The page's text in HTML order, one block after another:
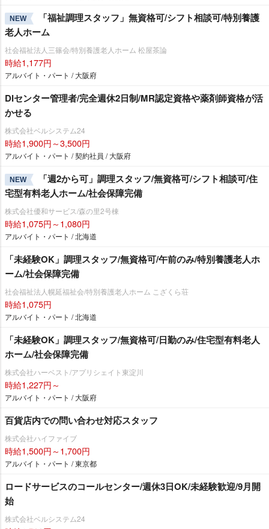
NEW
「福祉調理スタッフ」無資格可/シフト相談可/特別養護
老人ホーム
社会福祉法人三篠会/特別養護老人ホーム 松屋茶論
時給1,177円
アルバイト・パート / 大阪府
DIセンター管理者/完全週休2日制/MR認定資格や薬剤師資格が活
かせる
株式会社ベルシステム24
時給1,900円～3,500円
アルバイト・パート / 契約社員 / 大阪府
NEW
「週2から可」調理スタッフ/無資格可/シフト相談可/住
宅型有料老人ホーム/社会保障完備
株式会社優和サービス/森の里2号棟
時給1,075円～1,080円
アルバイト・パート / 北海道
「未経験OK」調理スタッフ/無資格可/午前のみ/特別養護老人ホ
ーム/社会保障完備
社会福祉法人幌延福祉会/特別養護老人ホーム こざくら荘
時給1,075円
アルバイト・パート / 北海道
「未経験OK」調理スタッフ/無資格可/日勤のみ/住宅型有料老人
ホーム/社会保障完備
株式会社ハーベスト/アプリシェイト東淀川
時給1,227円～
アルバイト・パート / 大阪府
百貨店内での問い合わせ対応スタッフ
株式会社ハイファイブ
時給1,500円～1,700円
アルバイト・パート / 東京都
ロードサービスのコールセンター/週休3日OK/未経験歓迎/9月開
始
株式会社ベルシステム24